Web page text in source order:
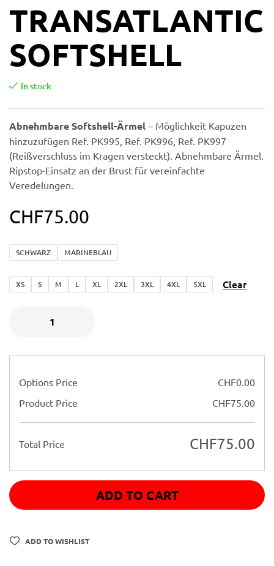
TRANSATLANTIC
SOFTSHELL
In stock
Abnehmbare Softshell-Ärmel – Möglichkeit Kapuzen
hinzuzufügen Ref. PK995, Ref. PK996, Ref. PK997
(Reißverschluss im Kragen versteckt). Abnehmbare Ärmel.
Ripstop-Einsatz an der Brust für vereinfachte
Veredelungen.
CHF75.00
SCHWARZ MARINEBLAU
XS S M L XL 2XL 3XL 4XL 5XL Clear
Options Price CHF0.00
Product Price
CHF75.00
Total Price CHF75.00
ADD TO CART
ADD TO WISHLIST